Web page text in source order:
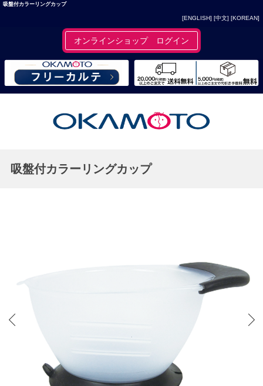
吸盤付カラーリングカップ
[ENGLISH] [中文] [KOREAN]
オンラインショップ ログイン
吸盤付カラーリングカップ